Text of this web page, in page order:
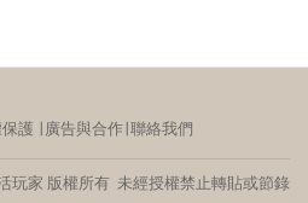
護 ∣廣告與合作∣聯絡我們
玩家 版權所有 未經授權禁止轉貼或節錄